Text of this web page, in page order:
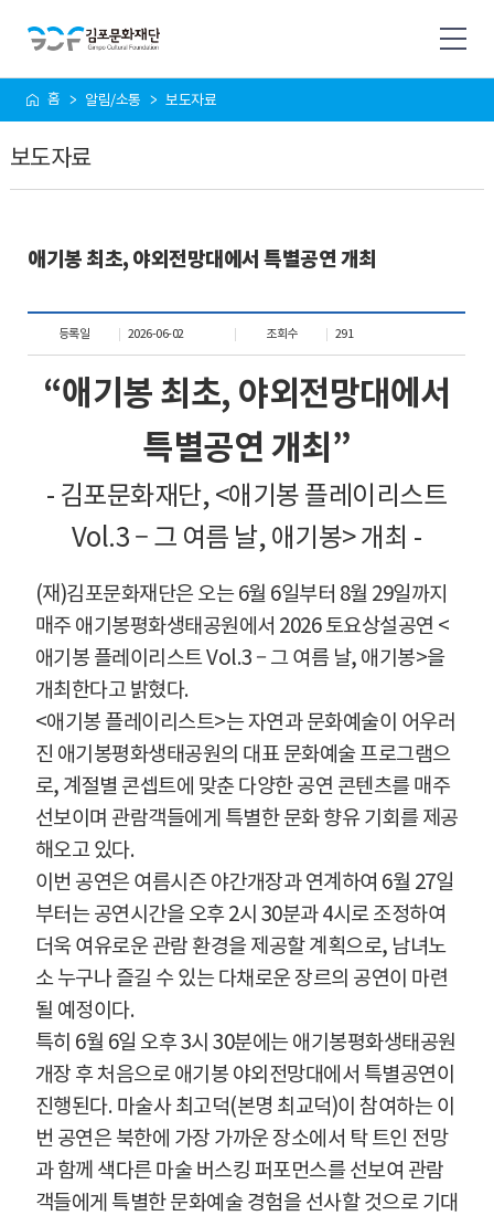
사
이
맵
홈 알림/소통 보도자료
보도자료
애기봉 최초, 야외전망대에서 특별공연 개최
등록일 2026-06-02 조회수 291
“애기봉 최초, 야외전망대에서
특별공연 개최”
- 김포문화재단, <애기봉 플레이리스트
Vol.3–그 여름 날,애기봉>개최 -
(재)김포문화재단은 오는6월 6일부터 8월 29일까지
매주 애기봉평화생태공원에서 2026토요상설공연 <
애기봉 플레이리스트Vol.3 – 그 여름 날, 애기봉>을
개최한다고 밝혔다.
<애기봉 플레이리스트>는 자연과 문화예술이 어우러
진 애기봉평화생태공원의 대표 문화예술 프로그램으
로, 계절별 콘셉트에 맞춘 다양한 공연 콘텐츠를 매주
선보이며 관람객들에게 특별한 문화 향유 기회를 제공
해오고 있다.
이번 공연은 여름시즌 야간개장과 연계하여 6월 27일
부터는 공연시간을 오후2시 30분과4시로 조정하여
더욱 여유로운 관람 환경을 제공할 계획으로, 남녀노
소 누구나 즐길 수 있는 다채로운 장르의 공연이 마련
될 예정이다.
특히 6월 6일 오후3시30분에는 애기봉평화생태공원
개장 후 처음으로 애기봉 야외전망대에서 특별공연이
진행된다. 마술사 최고덕(본명 최교덕)이 참여하는 이
번 공연은 북한에 가장 가까운 장소에서 탁 트인 전망
과 함께 색다른 마술 버스킹 퍼포먼스를 선보여 관람
객들에게 특별한 문화예술 경험을 선사할 것으로 기대